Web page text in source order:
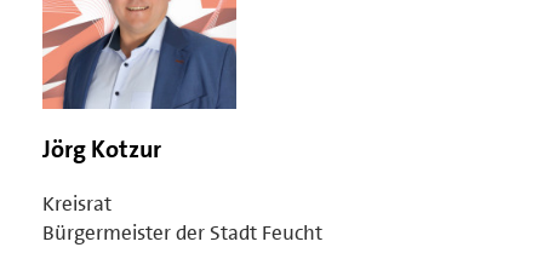
Jörg Kotzur
Kreisrat
Bürgermeister der Stadt Feucht